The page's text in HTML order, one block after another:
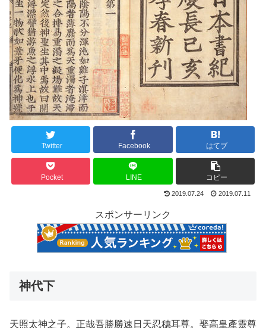
Twitter Facebook はてブ
Pocket LINE コピー
2019.07.24 2019.07.11
スポンサーリンク
神代下
天照太神之子。正哉吾勝勝速日天忍穗耳尊。娶高皇產靈尊